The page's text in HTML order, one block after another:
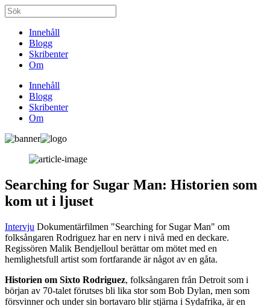
Innehåll
Blogg
Skribenter
Om
Innehåll
Blogg
Skribenter
Om
Searching for Sugar Man: Historien som
kom ut i ljuset
Intervju Dokumentärfilmen "Searching for Sugar Man" om
folksångaren Rodriguez har en nerv i nivå med en deckare.
Regissören Malik Bendjelloul berättar om mötet med en
hemlighetsfull artist som fortfarande är något av en gåta.
Historien om Sixto Rodriguez, folksångaren från Detroit som i
början av 70-talet förutses bli lika stor som Bob Dylan, men som
försvinner och under sin bortavaro blir stjärna i Sydafrika, är en